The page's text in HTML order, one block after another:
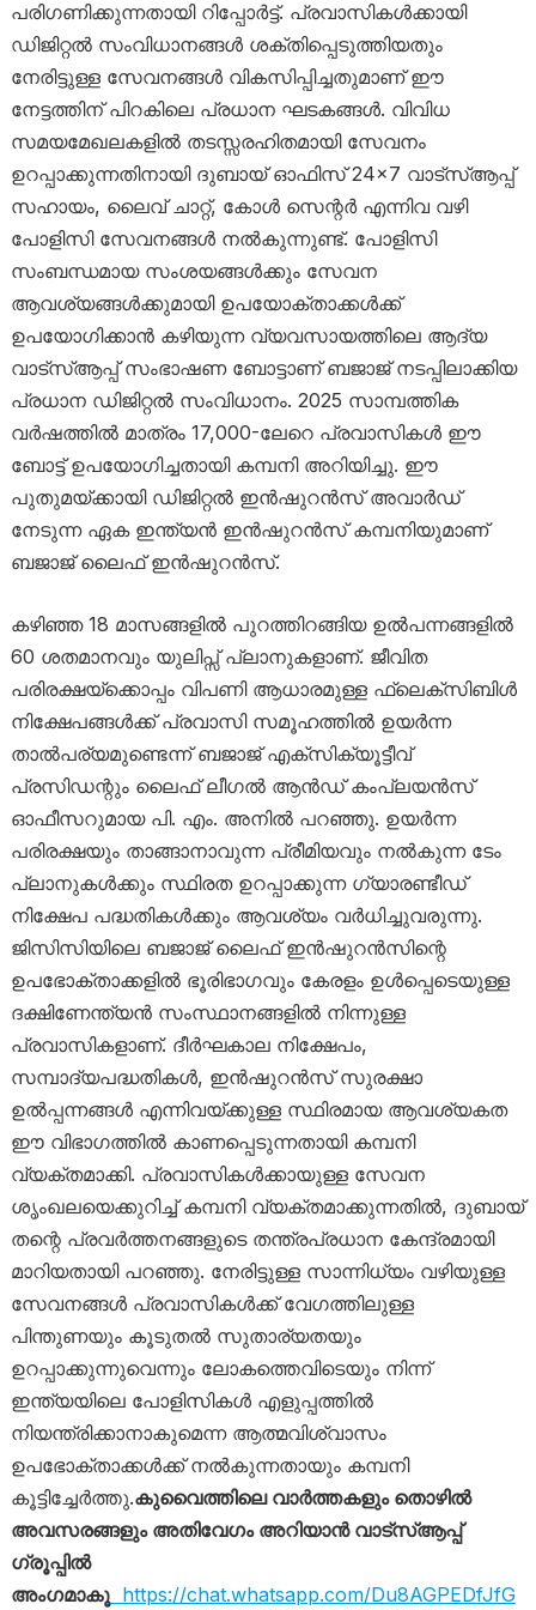
പരിഗണിക്കുന്നതായി റിപ്പോർട്ട്. പ്രവാസികൾക്കായി
ഡിജിറ്റൽ സംവിധാനങ്ങൾ ശക്തിപ്പെടുത്തിയതും
നേരിട്ടുള്ള സേവനങ്ങൾ വികസിപ്പിച്ചതുമാണ് ഈ
നേട്ടത്തിന് പിറകിലെ പ്രധാന ഘടകങ്ങൾ. വിവിധ
സമയമേഖലകളിൽ തടസ്സരഹിതമായി സേവനം
ഉറപ്പാക്കുന്നതിനായി ദുബായ് ഓഫിസ് 24×7 വാട്‌സ്ആപ്പ്
സഹായം, ലൈവ് ചാറ്റ്, കോൾ സെന്റർ എന്നിവ വഴി
പോളിസി സേവനങ്ങൾ നൽകുന്നുണ്ട്. പോളിസി
സംബന്ധമായ സംശയങ്ങൾക്കും സേവന
ആവശ്യങ്ങൾക്കുമായി ഉപയോക്താക്കൾക്ക്
ഉപയോഗിക്കാൻ കഴിയുന്ന വ്യവസായത്തിലെ ആദ്യ
വാട്‌സ്ആപ്പ് സംഭാഷണ ബോട്ടാണ് ബജാജ് നടപ്പിലാക്കിയ
പ്രധാന ഡിജിറ്റൽ സംവിധാനം. 2025 സാമ്പത്തിക
വർഷത്തിൽ മാത്രം 17,000-ലേറെ പ്രവാസികൾ ഈ
ബോട്ട് ഉപയോഗിച്ചതായി കമ്പനി അറിയിച്ചു. ഈ
പുതുമയ്ക്കായി ഡിജിറ്റൽ ഇൻഷുറൻസ് അവാർഡ്
നേടുന്ന ഏക ഇന്ത്യൻ ഇൻഷുറൻസ് കമ്പനിയുമാണ്
ബജാജ് ലൈഫ് ഇൻഷുറൻസ്.
കഴിഞ്ഞ 18 മാസങ്ങളിൽ പുറത്തിറങ്ങിയ ഉൽപന്നങ്ങളിൽ
60 ശതമാനവും യുലിപ്സ് പ്ലാനുകളാണ്. ജീവിത
പരിരക്ഷയ്‌ക്കൊപ്പം വിപണി ആധാരമുള്ള ഫ്ലെക്സിബിൾ
നിക്ഷേപങ്ങൾക്ക് പ്രവാസി സമൂഹത്തിൽ ഉയർന്ന
താൽപര്യമുണ്ടെന്ന് ബജാജ് എക്സിക്യൂട്ടീവ്
പ്രസിഡന്റും ലൈഫ് ലീഗൽ ആൻഡ് കംപ്ലയൻസ്
ഓഫീസറുമായ പി. എം. അനിൽ പറഞ്ഞു. ഉയർന്ന
പരിരക്ഷയും താങ്ങാനാവുന്ന പ്രീമിയവും നൽകുന്ന ടേം
പ്ലാനുകൾക്കും സ്ഥിരത ഉറപ്പാക്കുന്ന ഗ്യാരണ്ടീഡ്
നിക്ഷേപ പദ്ധതികൾക്കും ആവശ്യം വർധിച്ചുവരുന്നു.
ജിസിസിയിലെ ബജാജ് ലൈഫ് ഇൻഷുറൻസിന്റെ
ഉപഭോക്താക്കളിൽ ഭൂരിഭാഗവും കേരളം ഉൾപ്പെടെയുള്ള
ദക്ഷിണേന്ത്യൻ സംസ്ഥാനങ്ങളിൽ നിന്നുള്ള
പ്രവാസികളാണ്. ദീർഘകാല നിക്ഷേപം,
സമ്പാദ്യപദ്ധതികൾ, ഇൻഷുറൻസ് സുരക്ഷാ
ഉൽപ്പന്നങ്ങൾ എന്നിവയ്ക്കുള്ള സ്ഥിരമായ ആവശ്യകത
ഈ വിഭാഗത്തിൽ കാണപ്പെടുന്നതായി കമ്പനി
വ്യക്തമാക്കി. പ്രവാസികൾക്കായുള്ള സേവന
ശൃംഖലയെക്കുറിച്ച് കമ്പനി വ്യക്തമാക്കുന്നതിൽ, ദുബായ്
തന്റെ പ്രവർത്തനങ്ങളുടെ തന്ത്രപ്രധാന കേന്ദ്രമായി
മാറിയതായി പറഞ്ഞു. നേരിട്ടുള്ള സാന്നിധ്യം വഴിയുള്ള
സേവനങ്ങൾ പ്രവാസികൾക്ക് വേഗത്തിലുള്ള
പിന്തുണയും കൂടുതൽ സുതാര്യതയും
ഉറപ്പാക്കുന്നുവെന്നും ലോകത്തെവിടെയും നിന്ന്
ഇന്ത്യയിലെ പോളിസികൾ എളുപ്പത്തിൽ
നിയന്ത്രിക്കാനാകുമെന്ന ആത്മവിശ്വാസം
ഉപഭോക്താക്കൾക്ക് നൽകുന്നതായും കമ്പനി
കൂട്ടിച്ചേർത്തു.കുവൈത്തിലെ വാർത്തകളും തൊഴിൽ
അവസരങ്ങളും അതിവേഗം അറിയാൻ വാട്സ്ആപ്പ്
ഗ്രൂപ്പിൽ
അംഗമാകൂhttps://chat.whatsapp.com/Du8AGPEDfJfG